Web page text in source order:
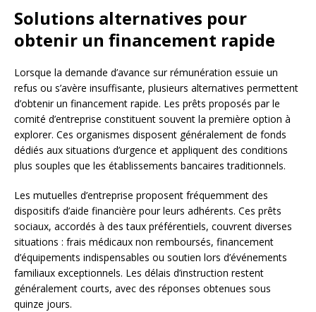
Solutions alternatives pour
obtenir un financement rapide
Lorsque la demande d’avance sur rémunération essuie un
refus ou s’avère insuffisante, plusieurs alternatives permettent
d’obtenir un financement rapide. Les prêts proposés par le
comité d’entreprise constituent souvent la première option à
explorer. Ces organismes disposent généralement de fonds
dédiés aux situations d’urgence et appliquent des conditions
plus souples que les établissements bancaires traditionnels.
Les mutuelles d’entreprise proposent fréquemment des
dispositifs d’aide financière pour leurs adhérents. Ces prêts
sociaux, accordés à des taux préférentiels, couvrent diverses
situations : frais médicaux non remboursés, financement
d’équipements indispensables ou soutien lors d’événements
familiaux exceptionnels. Les délais d’instruction restent
généralement courts, avec des réponses obtenues sous
quinze jours.